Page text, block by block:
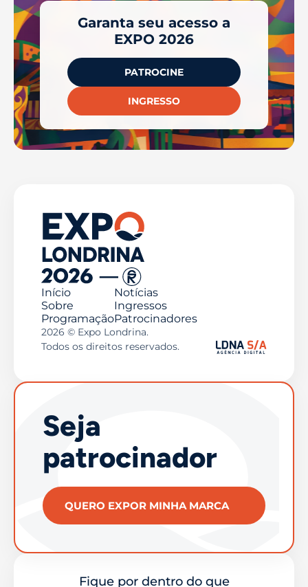
Garanta seu acesso a
EXPO 2026
PATROCINE
INGRESSO
Início
Sobre
Programação
Notícias
Ingressos
Patrocinadores
2026 © Expo Londrina.
Todos os direitos reservados.
Seja
patrocinador
QUERO EXPOR MINHA MARCA
Fique por dentro do que